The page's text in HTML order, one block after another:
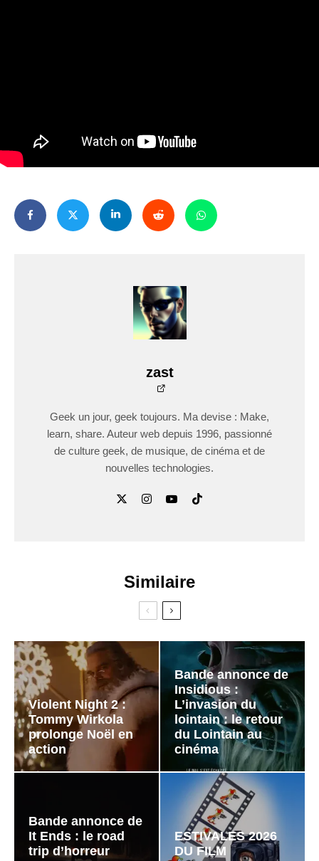
zast
Geek un jour, geek toujours. Ma devise : Make,
learn, share. Auteur web depuis 1996, passionné
de culture geek, de musique, de cinéma et de
nouvelles technologies.
Similaire
Violent Night 2 :
Tommy Wirkola
prolonge Noël en
action
Bande annonce de
Insidious :
L’invasion du
lointain : le retour
du Lointain au
cinéma
Bande annonce de
It Ends : le road
trip d’horreur
ESTIVALES 2026
DU FILM